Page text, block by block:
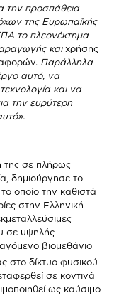
την προσπάθεια
της Ευρωπαϊκής
το πλεονέκτημα
καιχρήσης
Παράλληλα
αυτό, να
και να
την ευρύτερη
της σε πλήρως
δημιούργησε το
οποίο την καθιστά
στην Ελληνική
σε υψηλής
βιομεθάνιο
στο δίκτυο φυσικού
σε κοντινά
ως καύσιμο